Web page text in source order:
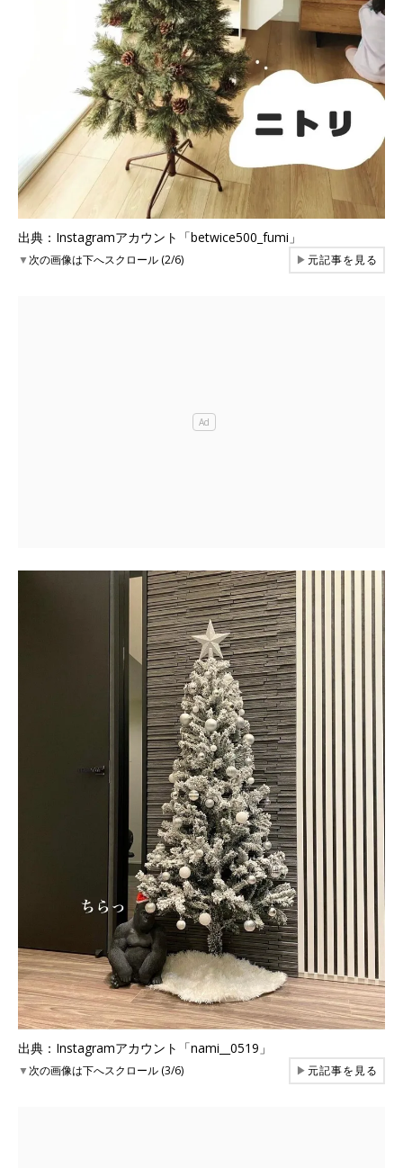
出典：Instagramアカウント「betwice500_fumi」
▼次の画像は下へスクロール (2/6) ▶元記事を見る
出典：Instagramアカウント「nami__0519」
▼次の画像は下へスクロール (3/6) ▶元記事を見る